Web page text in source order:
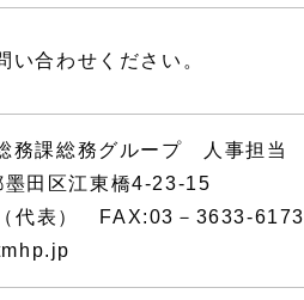
い合わせください。
務課総務グループ 人事担当
田区江東橋4-23-15
代表） FAX:03－3633-6173